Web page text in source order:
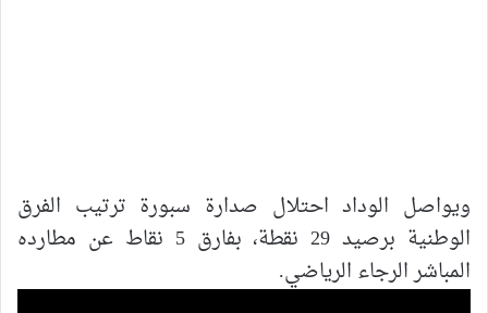
ويواصل الوداد احتلال صدارة سبورة ترتيب الفرق
الوطنية برصيد 29 نقطة، بفارق 5 نقاط عن مطارده
المباشر الرجاء الرياضي.